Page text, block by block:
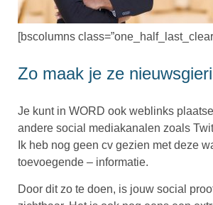
[bscolumns
Zo maak je ze
Je kunt in WORD ook weblinks
andere social mediakanalen zoals
Ik heb nog geen cv gezien met deze
toevoegende – informatie.
Door dit zo te doen, is jouw social